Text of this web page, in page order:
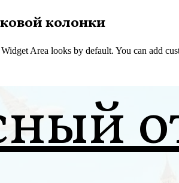
колонки
Area looks by default. You can add